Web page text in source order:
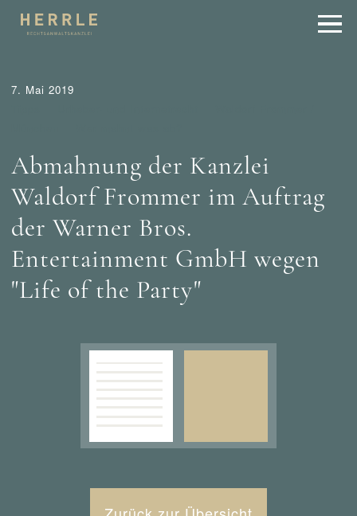
7. Mai 2019
Abmahnung der Kanzlei
Waldorf Frommer im Auftrag
der Warner Bros.
Entertainment GmbH wegen
"Life of the Party"